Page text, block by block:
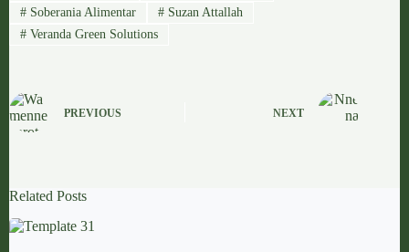
#Soberania Alimentar #Suzan Attallah
#Veranda Green Solutions
PREVIOUS NEXT
Related Posts